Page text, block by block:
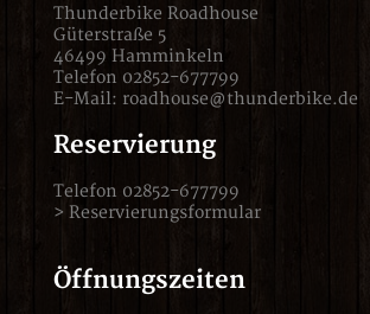
Thunderbike Roadhouse
Güterstraße 5
46499 Hamminkeln
Telefon 02852-677799
E-Mail: roadhouse@thunderbike.de
Reservierung
Telefon 02852-677799
> Reservierungsformular
Öffnungszeiten